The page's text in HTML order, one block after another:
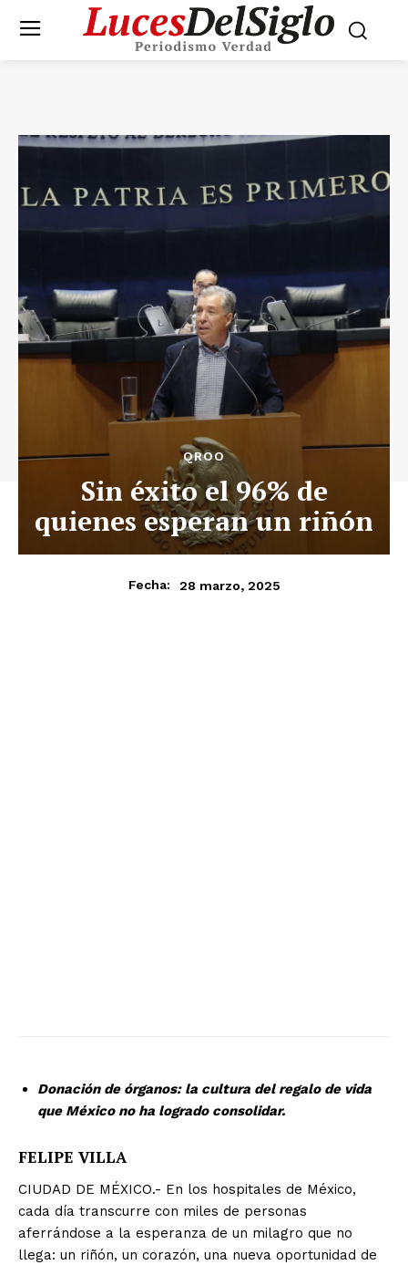
QROO
Sin éxito el 96% de
quienes esperan un riñón
Fecha: 28 marzo, 2025
Donación de órganos: la cultura del regalo de vida
que México no ha logrado consolidar.
FELIPE VILLA
CIUDAD DE MÉXICO.- En los hospitales de México,
cada día transcurre con miles de personas
aferrándose a la esperanza de un milagro que no
llega: un riñón, un corazón, una nueva oportunidad de